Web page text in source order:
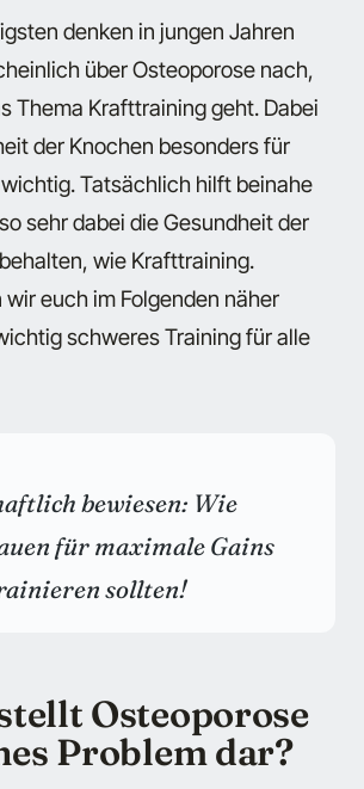
denken in jungen Jahren
über Osteoporose nach,
Thema Krafttraining geht. Dabei
der Knochen besonders für
Tatsächlich hilft beinahe
sehr dabei die Gesundheit der
wie Krafttraining.
wir euch im Folgenden näher
schweres Training für alle
bewiesen: Wie
für maximale Gains
sollten!
Osteoporose
Problem dar?